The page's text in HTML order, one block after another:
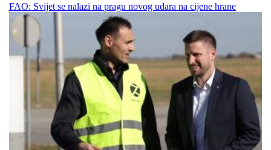
FAO: Svijet se nalazi na pragu novog udara na cijene hrane